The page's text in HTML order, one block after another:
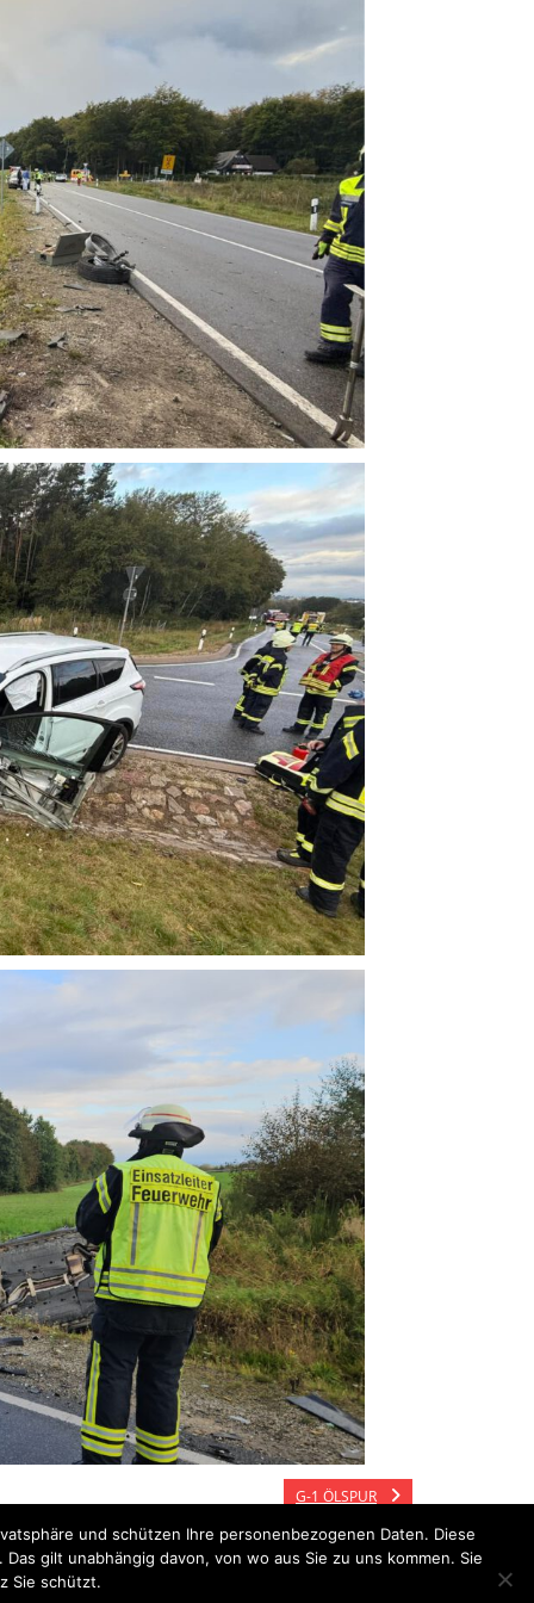
G-1 ÖLSPUR
und schützen Ihre personenbezogenen Daten. Diese
gilt unabhängig davon, von wo aus Sie zu uns kommen. Sie
Sie schützt.